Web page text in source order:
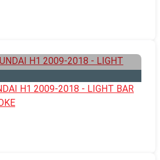
H1 2009-2018 - LIGHT BAR